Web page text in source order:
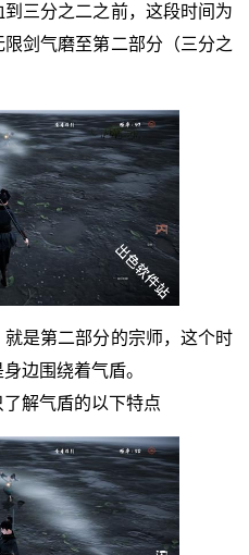
三分之二之前，这段时间为
剑气磨至第二部分（三分之
是第二部分的宗师，这个时
边围绕着气盾。
解气盾的以下特点